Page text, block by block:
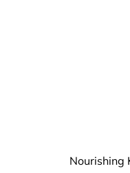
Nourishing